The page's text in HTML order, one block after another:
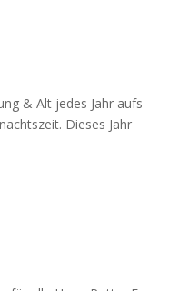
& Alt jedes Jahr aufs
Dieses Jahr